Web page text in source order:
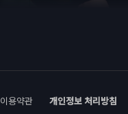
이용약관 개인정보 처리방침